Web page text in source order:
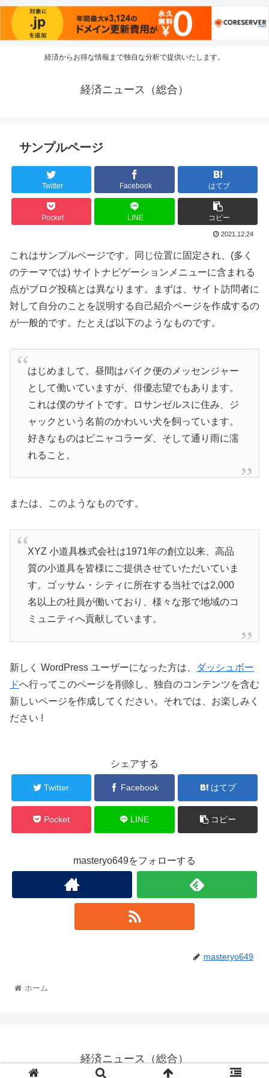
経済からお得な情報まで独自な分析で提供いたします。
経済ニュース（総合）
サンプルページ
Twitter Facebook はてブ
Pocket LINE コピー
2021.12.24
これはサンプルページです。同じ位置に固定され、(多く
のテーマでは) サイトナビゲーションメニューに含まれる
点がブログ投稿とは異なります。まずは、サイト訪問者に
対して自分のことを説明する自己紹介ページを作成するの
が一般的です。たとえば以下のようなものです。
はじめまして。昼間はバイク便のメッセンジャー
として働いていますが、俳優志望でもあります。
これは僕のサイトです。ロサンゼルスに住み、ジ
ャックという名前のかわいい犬を飼っています。
好きなものはピニャコラーダ、そして通り雨に濡
れること。
または、このようなものです。
XYZ 小道具株式会社は1971年の創立以来、高品
質の小道具を皆様にご提供させていただいていま
す。ゴッサム・シティに所在する当社では2,000
名以上の社員が働いており、様々な形で地域のコ
ミュニティへ貢献しています。
新しく WordPress ユーザーになった方は、
ダッシュボー
ドへ行ってこのページを削除し、独自のコンテンツを含む
新しいページを作成してください。それでは、お楽しみく
ださい !
シェアする
Twitter Facebook はてブ
Pocket LINE コピー
masteryo649をフォローする
masteryo649
ホーム
経済ニュース（総合）